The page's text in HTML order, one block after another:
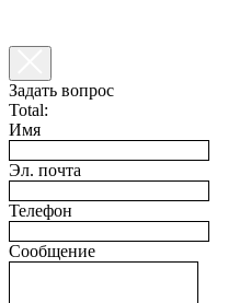
Задать вопрос
Total:
Имя
Эл. почта
Телефон
Сообщение